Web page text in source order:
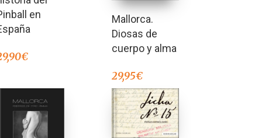
en
€
Mallorca.
Diosas de
cuerpo y alma
29,95€